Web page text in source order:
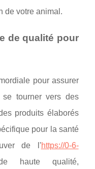
de votre animal.
de qualité pour
pour assurer
tourner vers des
produits élaborés
pour la santé
de l'https://0-6-
haute qualité,